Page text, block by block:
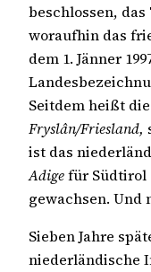
beschlossen,
woraufhin das
dem 1. Jänner
Seitdem heißt
Fryslân/Friesland,
ist das
Adigefür
gewachsen.
Sieben Jahre
niederländische